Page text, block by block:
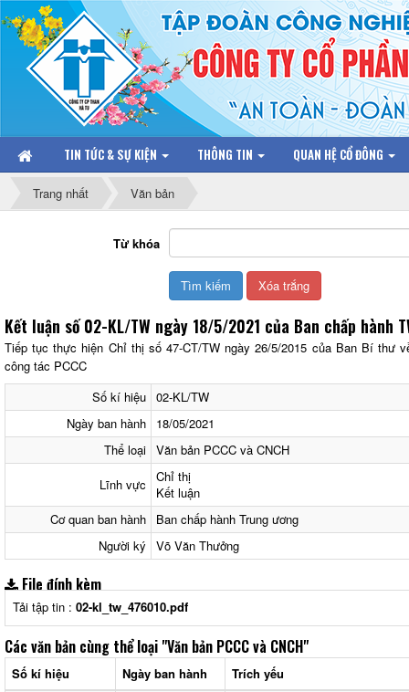
TIN TỨC & SỰ KIỆN THÔNG TIN QUAN HỆ CỔ ĐÔNG
Trang nhất Văn bản
Từ khóa
Kết luận số 02-KL/TW ngày 18/5/2021 của Ban chấp hành
Tiếp tục thực hiện Chỉ thị số 47-CT/TW ngày 26/5/2015 của Ban Bí thư
công tác PCCC
Số kí hiệu 02-KL/TW
Ngày ban hành
18/05/2021
Thể loại Văn bản PCCC và CNCH
Lĩnh vực
Chỉ thị
Kết luận
Cơ quan ban hành
Ban chấp hành Trung ương
Người ký
Võ Văn Thưởng
File đính kèm
Tải tập tin : 02-kl_tw_476010.pdf
Các văn bản cùng thể loại "Văn bản PCCC và CNCH"
Số kí hiệu Ngày ban hành
Trích yếu